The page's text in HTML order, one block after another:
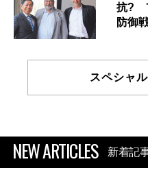
抗?
防御
スペシャ
NEW ARTICLES 新着記